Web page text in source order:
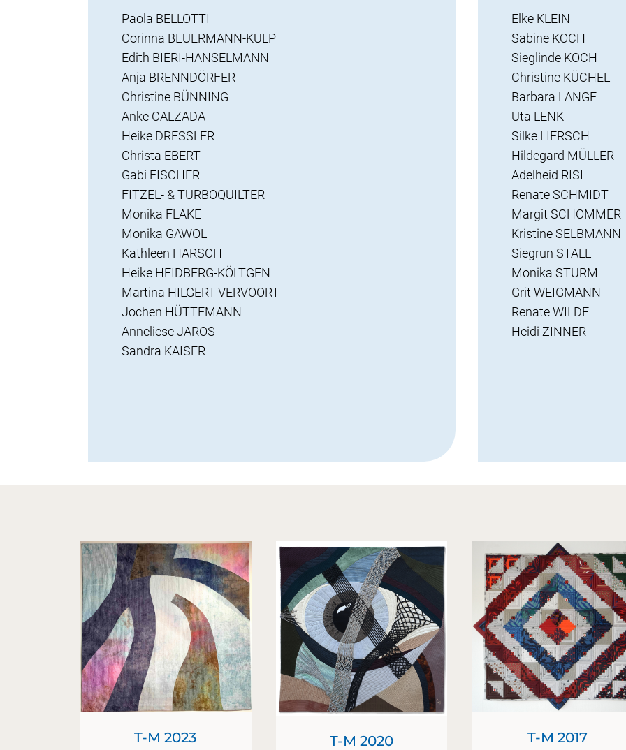
Paola BELLOTTI
Corinna BEUERMANN-KULP
Edith BIERI-HANSELMANN
Anja BRENNDÖRFER
Christine BÜNNING
Anke CALZADA
Heike DRESSLER
Christa EBERT
Gabi FISCHER
FITZEL- & TURBOQUILTER
Monika FLAKE
Monika GAWOL
Kathleen HARSCH
Heike HEIDBERG-KÖLTGEN
Martina HILGERT-VERVOORT
Jochen HÜTTEMANN
Anneliese JAROS
Sandra KAISER
Elke KLEIN
Sabine KOCH
Sieglinde KOCH
Christine KÜCHEL
Barbara LANGE
Uta LENK
Silke LIERSCH
Hildegard MÜLLER
Adelheid RISI
Renate SCHMIDT
Margit SCHOMMER
Kristine SELBMANN
Siegrun STALL
Monika STURM
Grit WEIGMANN
Renate WILDE
Heidi ZINNER
T-M 2023 T-M 2020 T-M 2017